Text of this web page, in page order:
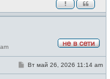
в
с
СВт май 26, 2026 11:14 am